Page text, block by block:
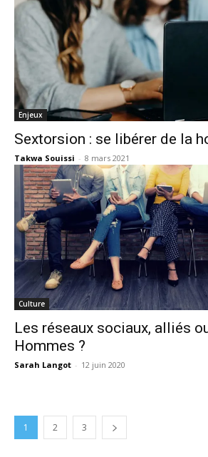
Enjeux
Sextorsion : se libérer de la
Takwa Souissi - 8 mars 2021
Culture
Les réseaux sociaux, alliés
Hommes ?
Sarah Langot - 12 juin 2020
1 2 3